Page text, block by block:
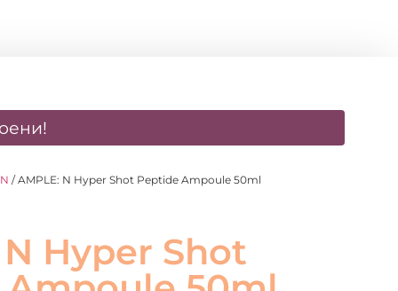
/ AMPLE: N Hyper Shot Peptide Ampoule 50ml
Hyper Shot